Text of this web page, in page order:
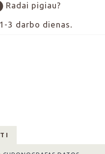
Radai pigiau?
3 darbo dienas.